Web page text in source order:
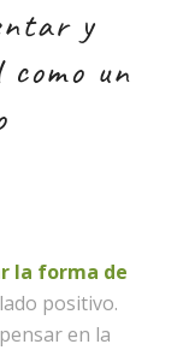
y
un
la forma de
positivo.
en la